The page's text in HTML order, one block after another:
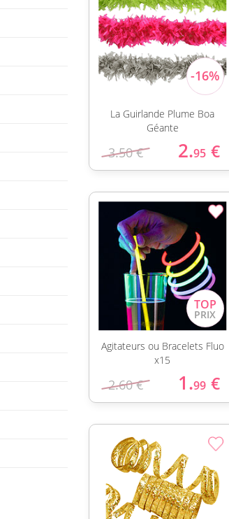
La Guirlande Plume Boa
Géante
3.50 € 2.95 €
Agitateurs ou Bracelets Fluo
x15
2.60 € 1.99 €